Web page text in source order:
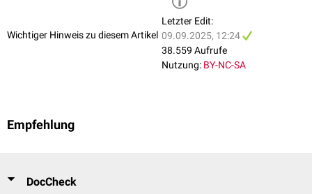
Wichtiger Hinweis zu diesem Artikel
Letzter Edit:
09.09.2025, 12:24
38.559 Aufrufe
Nutzung: BY-NC-SA
Empfehlung
DocCheck